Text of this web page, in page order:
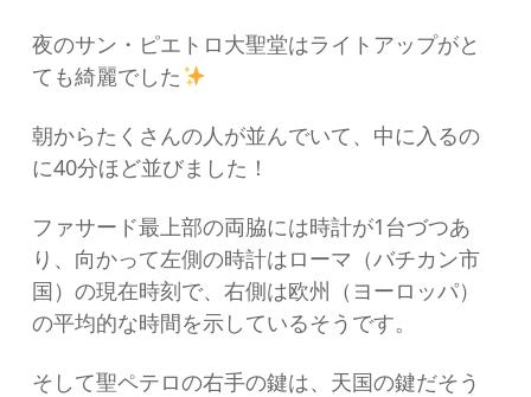
夜のサン・ピエトロ大聖堂はライトアップがと
ても綺麗でした
朝からたくさんの人が並んでいて、中に入るの
に40分ほど並びました！
ファサード最上部の両脇には時計が1台づつあ
り、向かって左側の時計はローマ（バチカン市
国）の現在時刻で、右側は欧州（ヨーロッパ）
の平均的な時間を示しているそうです。
そして聖ペテロの右手の鍵は、天国の鍵だそう